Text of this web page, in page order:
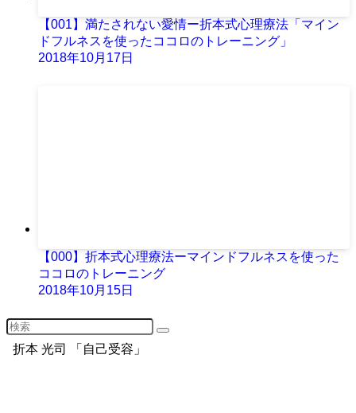
【001】満たされない愛情ー折本式心理療法「マイン
ドフルネスを使ったココロのトレーニング」
2018年10月17日
【000】折本式心理療法ーマインドフルネスを使った
ココロのトレーニング
2018年10月15日
折本 光司 「自己受容」